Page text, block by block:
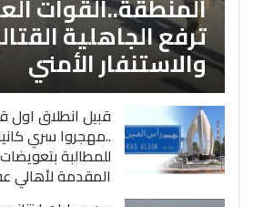
ترفع الجاهلية
والاستنفار الأمني
قبيل انطلاق اول
..مهجروا سري
للمطالبة
المقدمة لأهالي